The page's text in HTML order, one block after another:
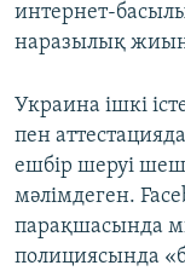
интернет-
наразылық
Украина ішкі
пен
ешбір шеруі
мәлімдеген.
парақшасында
полициясында